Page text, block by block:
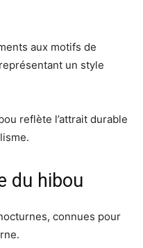
aux motifs de
un style
reflète l’attrait durable
du hibou
connues pour